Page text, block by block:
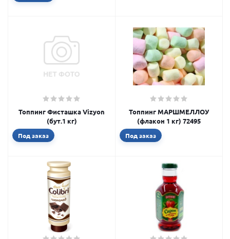
Топпинг Фисташка Vizyon
(бут.1 кг)
Под заказ
Топпинг МАРШМЕЛЛОУ
(флакон 1 кг) 72495
Под заказ